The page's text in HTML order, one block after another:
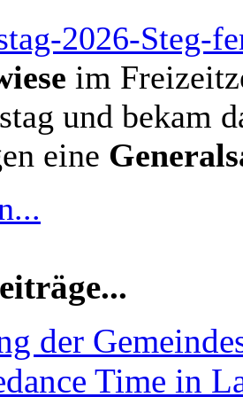
im
und bekam
eine
der
Time in